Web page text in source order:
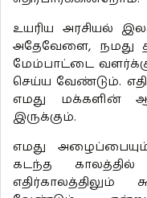
உயரிய அரசியல்
அதேவேளை, நமது
மேம்பாட்டை
செய்ய வேண்டும்.
எமது மக்களின்
இருக்கும்.
எமது
கடந்த